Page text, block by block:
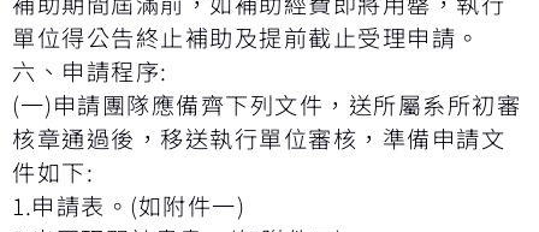
單位得公告終止補助及提前截止受理申請。
六、申請程序:
(一)申請團隊應備齊下列文件，送所屬系所初審
核章通過後，移送執行單位審核，準備申請文
件如下:
1.申請表。 (如附件一)